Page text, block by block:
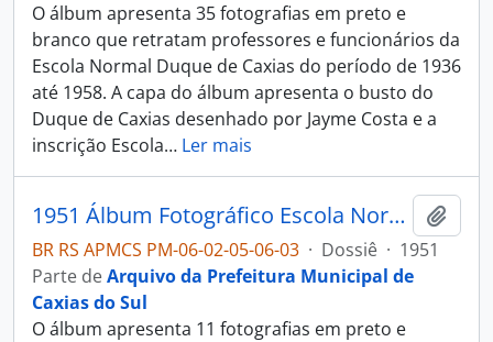
O álbum apresenta 35 fotografias em preto e
branco que retratam professores e funcionários da
Escola Normal Duque de Caxias do período de 1936
até 1958. A capa do álbum apresenta o busto do
Duque de Caxias desenhado por Jayme Costa e a
inscrição Escola… Ler mais
1951 Álbum Fotográfico Escola Normal Duque de Caxias
BR RS APMCS PM-06-02-05-06-03 · Dossiê · 1951
Parte deArquivo da Prefeitura Municipal de
Caxias do Sul
O álbum apresenta 11 fotografias em preto e